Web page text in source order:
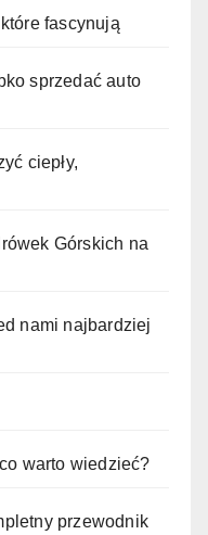
fascynują
sprzedać auto
ciepły,
Górskich na
nami najbardziej
warto wiedzieć?
przewodnik